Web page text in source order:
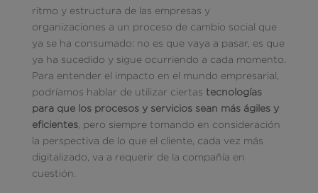
ritmo y estructura de las empresas y
organizaciones a un proceso de cambio social que
ya se ha consumado: no es que vaya a pasar, es que
ya ha sucedido y sigue ocurriendo a cada momento.
Para entender el impacto en el mundo empresarial,
podríamos hablar de utilizar ciertas tecnologías
para que los procesos y servicios sean más ágiles y
eficientes, pero siempre tomando en consideración
la perspectiva de lo que el cliente, cada vez más
digitalizado, va a requerir de la compañía en
cuestión.